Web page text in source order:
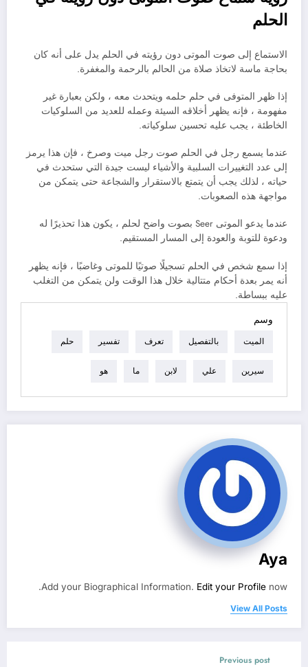
الحلم
الاستماع إلى صوت الموتى دون رؤيته في الحلم يدل على أنه كان
بحاجة ماسة لاتخاذ صلاة من الحالم بالرحمة والمغفرة.
إذا ظهر المتوفى في حلم حلمه ويتحدث معه ، ولكن بعبارة غير
مفهومة ، فإنه يظهر أخلاقه السيئة وعمله للعديد من السلوكيات
الخاطئة ، يجب عليه تحسين سلوكياته.
عندما يسمع رجل في الحلم صوت رجل ميت وصرخ ، فإن هذا يرمز
إلى عدد التغييرات السلبية والأشياء ليست جيدة التي ستحدث في
حياته ، لذلك يجب أن يتمتع بالاستقرار والشجاعة حتى يتمكن من
مواجهة هذه الصعوبات.
عندما يدعو الموتى Seer بصوت واضح لحلم ، يكون هذا تحذيرًا له
ودعوة للتوبة والعودة إلى المسار المستقيم.
إذا سمع شخص في الحلم تسجيلًا صوتيًا للموتى وغاضبًا ، فإنه يظهر
أنه يمر بعدة أحكام متتالية خلال هذا الوقت ولن يتمكن من التغلب
عليه ببساطة.
وسم
الميت بالتفصيل تعرف تفسير حلم
سيرين علي لابن ما هو
Aya
Add your Biographical Information. Edit your Profile now.
View All Posts
Previous post